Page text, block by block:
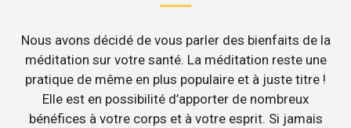
Nous avons décidé de vous parler des bienfaits de la
méditation sur votre santé. La méditation reste une
pratique de même en plus populaire et à juste titre !
Elle est en possibilité d’apporter de nombreux
bénéfices à votre corps et à votre esprit. Si jamais